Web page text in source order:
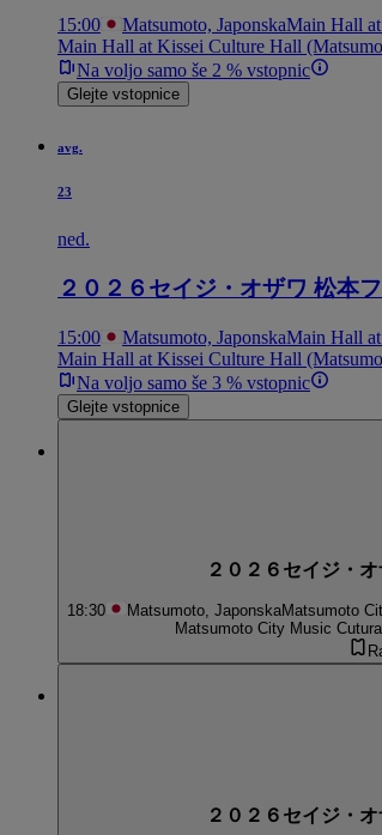
15:00 Matsumoto, JaponskaMain Hall
Main Hall at Kissei Culture Hall
Na voljo samo še 2 % vstopnic
Glejte vstopnice
avg.
23
ned.
２０２６セイジ・オザワ 松本
15:00 Matsumoto, JaponskaMain Hall
Main Hall at Kissei Culture Hall
Na voljo samo še 3 % vstopnic
Glejte vstopnice
２０２６セイジ・
18:30 Matsumoto, JaponskaMatsumoto
Matsumoto City Music
２０２６セイジ・